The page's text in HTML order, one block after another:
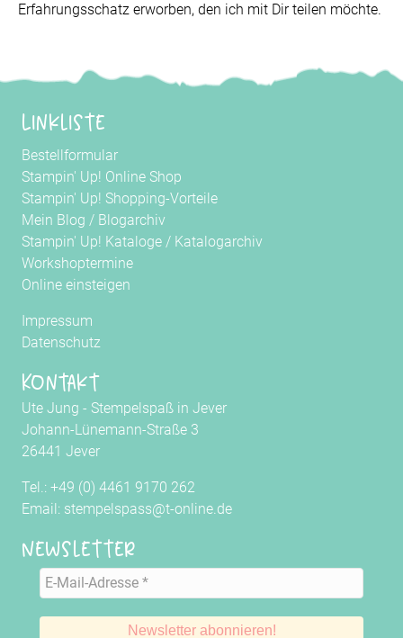
Erfahrungsschatz erworben, den ich mit Dir teilen möchte.
Linkliste
Bestellformular
Stampin' Up! Online Shop
Stampin' Up! Shopping-Vorteile
Mein Blog / Blogarchiv
Stampin' Up! Kataloge / Katalogarchiv
Workshoptermine
Online einsteigen
Impressum
Datenschutz
Kontakt
Ute Jung - Stempelspaß in Jever
Johann-Lünemann-Straße 3
26441 Jever
Tel.: +49 (0) 4461 9170 262
Email: stempelspass@t-online.de
Newsletter